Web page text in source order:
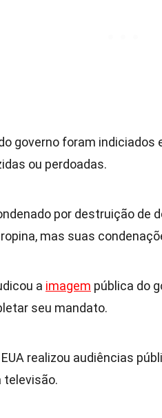
governo foram
ou perdoadas.
por destruição de
mas suas
a imagem pública do
seu mandato.
realizou audiências
televisão.